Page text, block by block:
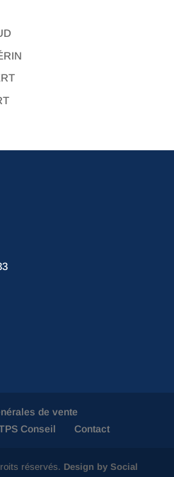
de vente
Conseil
Contact
réservés. Design by Social